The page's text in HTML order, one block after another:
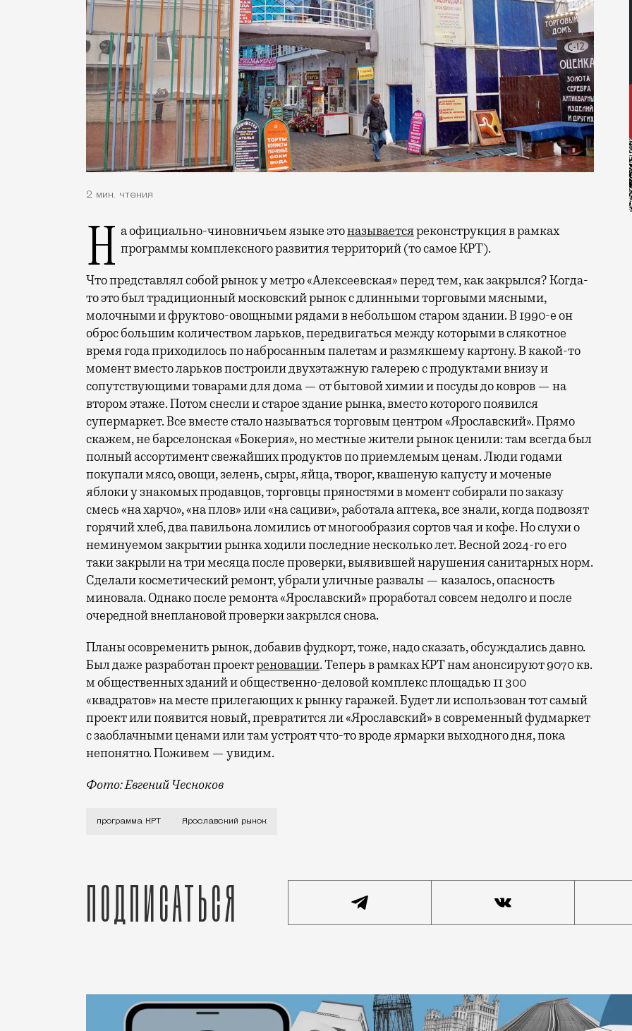
2 мин. чтения
На официально-чиновничьем языке этоназываетсяреконструкция в рамках
программы комплексного развития территорий (то самое КРТ).
Что представлял собой рынок у метро «Алексеевская» перед тем, как закрылся? Когда-
то это был традиционный московский рынок с длинными торговыми мясными,
молочными и фруктово-овощными рядами в небольшом старом здании. В 1990-е он
оброс большим количеством ларьков, передвигаться между которыми в слякотное
время года приходилось по набросанным палетам и размякшему картону. В какой-то
момент вместо ларьков построили двухэтажную галерею с продуктами внизу и
сопутствующими товарами для дома — от бытовой химии и посуды до ковров — на
втором этаже. Потом снесли и старое здание рынка, вместо которого появился
супермаркет. Все вместе стало называться торговым центром «Ярославский». Прямо
скажем, не барселонская «Бокерия», но местные жители рынок ценили: там всегда был
полный ассортимент свежайших продуктов по приемлемым ценам. Люди годами
покупали мясо, овощи, зелень, сыры, яйца, творог, квашеную капусту и моченые
яблоки у знакомых продавцов, торговцы пряностями в момент собирали по заказу
смесь «на харчо», «на плов» или «на сациви», работала аптека, все знали, когда подвозят
горячий хлеб, два павильона ломились от многообразия сортов чая и кофе. Но слухи о
неминуемом закрытии рынка ходили последние несколько лет. Весной 2024-го его
таки закрыли на три месяца после проверки, выявившей нарушения санитарных норм.
Сделали косметический ремонт, убрали уличные развалы — казалось, опасность
миновала. Однако после ремонта «Ярославский» проработал совсем недолго и после
очередной внеплановой проверки закрылся снова.
Планы осовременить рынок, добавив фудкорт, тоже, надо сказать, обсуждались давно.
Был даже разработан проектреновации. Теперь в рамках КРТ нам анонсируют 9070 кв.
м общественных зданий и общественно-деловой комплекс площадью 11 300
«квадратов» на месте прилегающих к рынку гаражей. Будет ли использован тот самый
проект или появится новый, превратится ли «Ярославский» в современный фудмаркет
с заоблачными ценами или там устроят что-то вроде ярмарки выходного дня, пока
непонятно. Поживем — увидим.
Фото: Евгений Чесноков
На официально-чиновничьем языке это называется реконструкция в рамках программы
программа КРТ Ярославский рынок
Подписаться